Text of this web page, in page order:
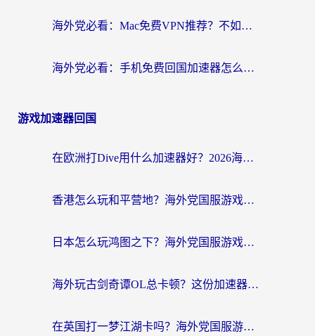
海外党必看：Mac免费VPN推荐？不如选对回国加速器，秒连国内资源不踩坑
海外党必看：手机免费回国加速器怎么选？3个维度帮你避开坑，无缝刷国内资源
游戏加速器回国
在欧洲打Dive用什么加速器好？2026海外玩家国服游戏加速全攻略
香港怎么玩和平营地？海外党国服游戏加速全攻略（附地铁逃生流放之路手游解决方案）
日本怎么玩鸿图之下？海外党国服游戏畅玩指南（附黎明觉醒RO爱国服解决方案）
海外玩古剑奇谭OL总卡顿？这份加速器选择指南帮你找回国服丝滑体验
在英国打一梦江湖卡吗？海外党国服游戏不卡顿的终极解决方案